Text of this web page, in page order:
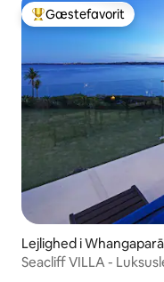
Bedste gæstefavorit
Gæstefavorit
Lejlighed i
Seacliff VILLA -